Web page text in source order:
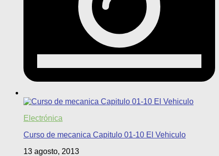
Electrónica
Curso de mecanica Capitulo 01-10 El Vehiculo
13 agosto, 2013